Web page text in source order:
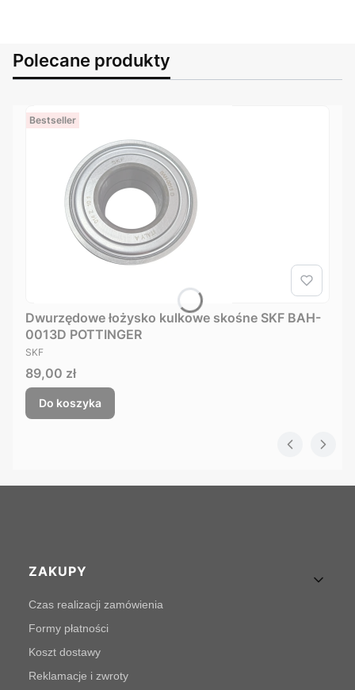
Polecane produkty
Bestseller
Dwurzędowe łożysko kulkowe skośne SKF BAH-
0013D POTTINGER
PRODUCENT
SKF
Cena
89,00 zł
Do koszyka
Linki w stopce
ZAKUPY
Czas realizacji zamówienia
Formy płatności
Koszt dostawy
Reklamacje i zwroty